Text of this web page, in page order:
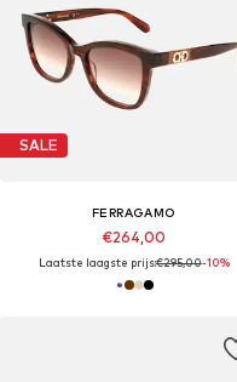
SALE
FERRAGAMO
€264,00
Laatste laagste prijs:€295,00-10%